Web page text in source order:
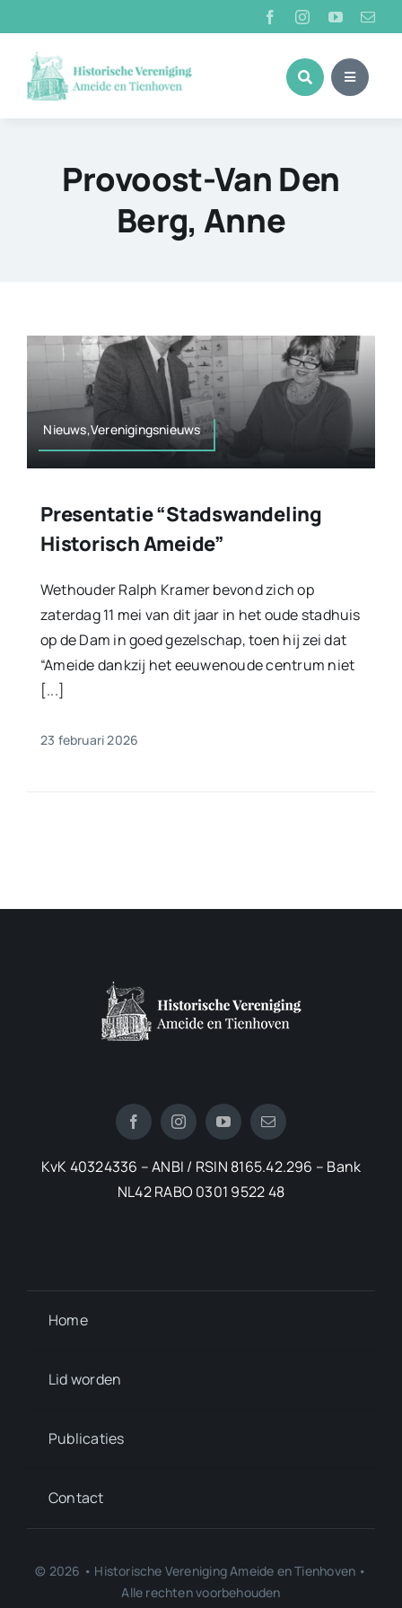
naar
inhoud
Provoost-Van Den
Berg, Anne
Nieuws,Verenigingsnieuws
Presentatie “Stadswandeling
Historisch Ameide”
Wethouder Ralph Kramer bevond zich op
zaterdag 11 mei van dit jaar in het oude stadhuis
op de Dam in goed gezelschap, toen hij zei dat
“Ameide dankzij het eeuwenoude centrum niet
[...]
23 februari 2026
KvK 40324336 – ANBI / RSIN 8165.42.296 – Bank
NL42 RABO 0301 9522 48
Home
Lid worden
Publicaties
Contact
© 2026 • Historische Vereniging Ameide en Tienhoven •
Alle rechten voorbehouden